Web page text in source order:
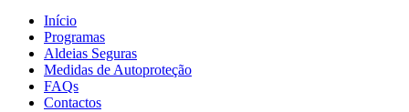
Início
Programas
Aldeias Seguras
Medidas de Autoproteção
FAQs
Contactos